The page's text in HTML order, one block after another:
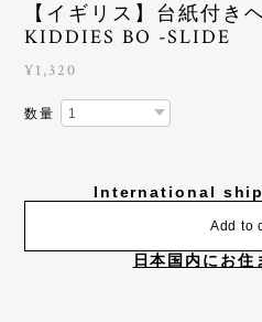
【イギリス】台紙付き
KIDDIES BO -SLIDE
¥1,320
数量
International
Add to
日本国内にお住